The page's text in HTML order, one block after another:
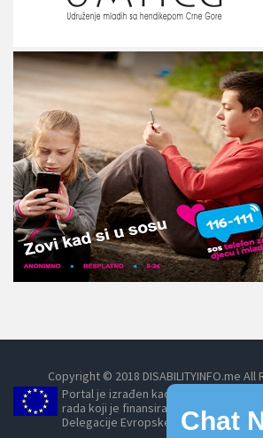
Copyright © 2018 DISABILITYINFO.me
Portal je izrađen kao dio projekta
rada koji je finansirala Evropska unija,
Delegacije Evropske unije u Crnoj Gori.
Chat